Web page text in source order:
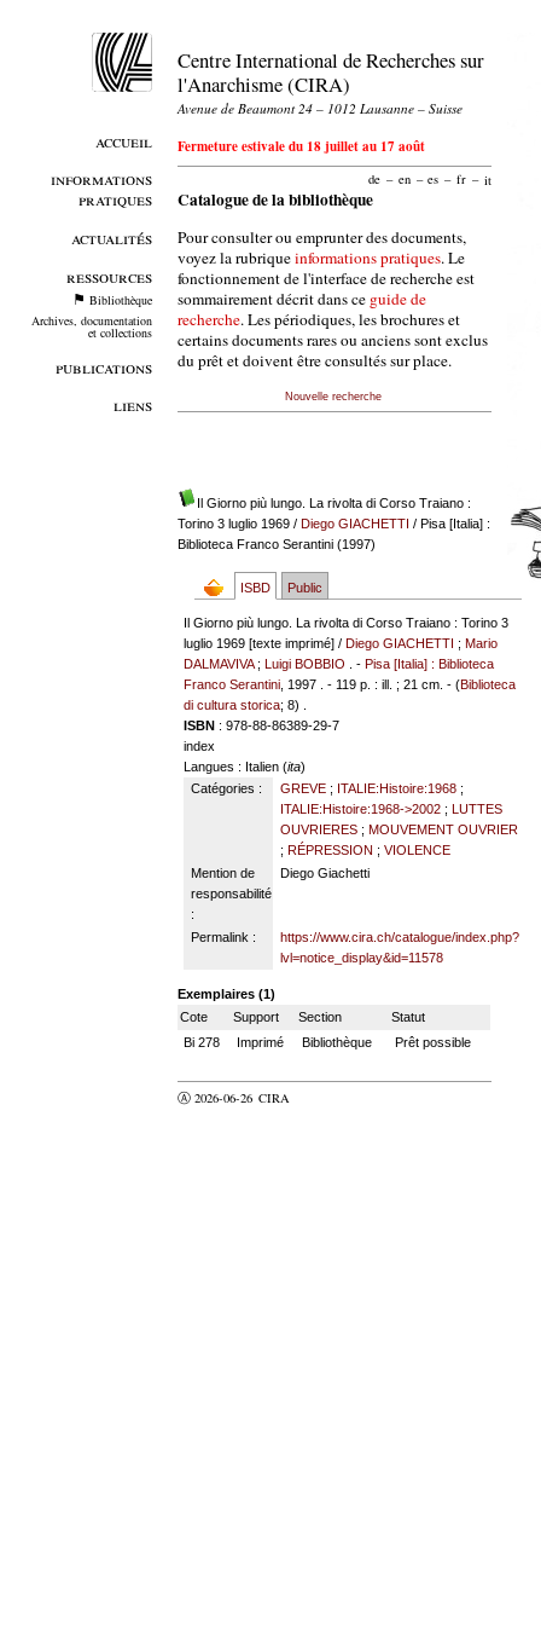
accueil
informations
pratiques
actualités
ressources
Bibliothèque
Archives, documentation
et collections
publications
liens
Centre International de Recherches sur
l'Anarchisme (CIRA)
Avenue de Beaumont 24 – 1012 Lausanne – Suisse
Fermeture estivale du 18 juillet au 17 août
de – en – es – fr – it
Catalogue de la bibliothèque
Pour consulter ou emprunter des documents,
voyez la rubriqueinformations pratiques. Le
fonctionnement de l'interface de recherche est
sommairement décrit dans ce guide de
recherche. Les périodiques, les brochures et
certains documents rares ou anciens sont exclus
du prêt et doivent être consultés sur place.
Nouvelle recherche
Il Giorno più lungo. La rivolta di Corso Traiano :
Torino 3 luglio 1969/ Diego GIACHETTI / Pisa [Italia] :
Biblioteca Franco Serantini (1997)
ISBD Public
Il Giorno più lungo. La rivolta di Corso Traiano : Torino 3
luglio 1969 [texte imprimé] /Diego GIACHETTI ;Mario
DALMAVIVA;Luigi BOBBIO . -Pisa [Italia] : Biblioteca
Franco Serantini , 1997 . - 119 p. : ill. ; 21 cm. - (Biblioteca
di cultura storica; 8) .
ISBN : 978-88-86389-29-7
index
Langues : Italien (ita)
Catégories :
GREVE; ITALIE:Histoire:1968;
ITALIE:Histoire:1968->2002; LUTTES
OUVRIERES; MOUVEMENT OUVRIER
; RÉPRESSION ; VIOLENCE
Mention de
responsabilité
:
Diego Giachetti
Permalink :
https://www.cira.ch/catalogue/index.php?
lvl=notice_display&id=11578
Exemplaires (1)
Cote
Support Section
Statut
Bi 278
Imprimé Bibliothèque Prêt possible
Ⓐ 2026-06-26 CIRA